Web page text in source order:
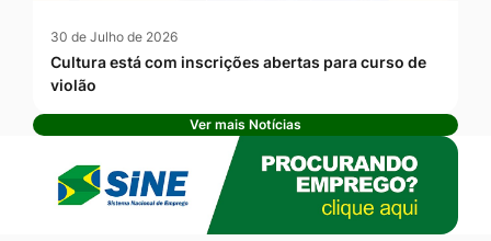
30 de Julho de 2026
Cultura está com inscrições abertas para curso de
violão
Ver mais Notícias